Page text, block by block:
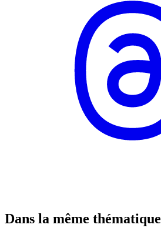
Dans la même thématique